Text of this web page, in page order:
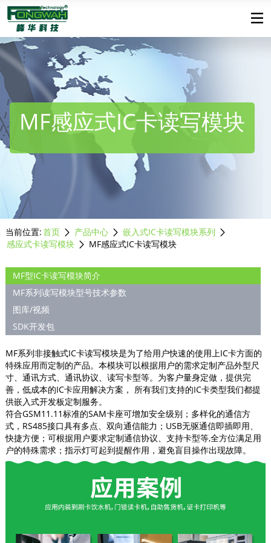
MF感应式IC卡读写模块
当前位置:首页 产品中心
嵌入式IC卡读写模块系列
感应式卡读写模块
MF感应式IC卡读写模块
MF型IC卡读写模块简介
MF系列读写模块型号技术参数
图库/视频
SDK开发包
MF系列非接触式IC卡读写模块是为了给用户快速的使用上IC卡方面的
特殊应用而定制的产品。本模块可以根据用户的需求定制产品外型尺
寸、通讯方式、通讯协议、读写卡型等。为客户量身定做，提供完
善，低成本的IC卡应用解决方案， 所有我们支持的IC卡类型我们都提
供嵌入式开发板定制服务。
符合GSM11.11标准的SAM卡座可增加安全级别；多样化的通信方
式，RS485接口具有多点、双向通信能力；USB无驱通信即插即用、
快捷方便；可根据用户要求定制通信协议、支持卡型等,全方位满足用
户的特殊需求；指示灯可起到提醒作用，避免盲目操作出现故障。